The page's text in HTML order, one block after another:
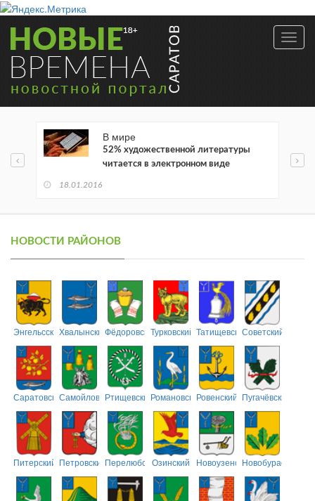
В мире
52% художественной литературы
читается в электронном виде
18.01.2016
НОВОСТИ РАЙОНОВ
ЭнгельсскийХвалынскийФёдоровскийТурковский ТатищевскийСоветский
СаратовскийСамойловскийРтищевскийРомановскийРовенский Пугачёвский
Питерский ПетровскийПерелюбскийОзинский НовоузенскийНовобурасский